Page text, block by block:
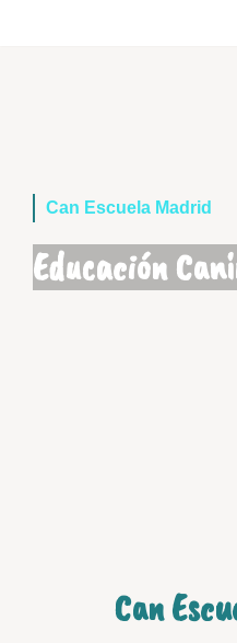
Can Escuela Madrid
Educación
Can